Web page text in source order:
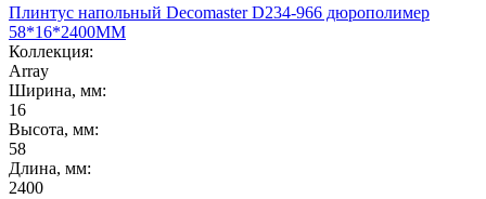
Плинтус напольный Decomaster D234-966 дюрополимер
58*16*2400ММ
Коллекция:
Array
Ширина, мм:
16
Высота, мм:
58
Длина, мм:
2400